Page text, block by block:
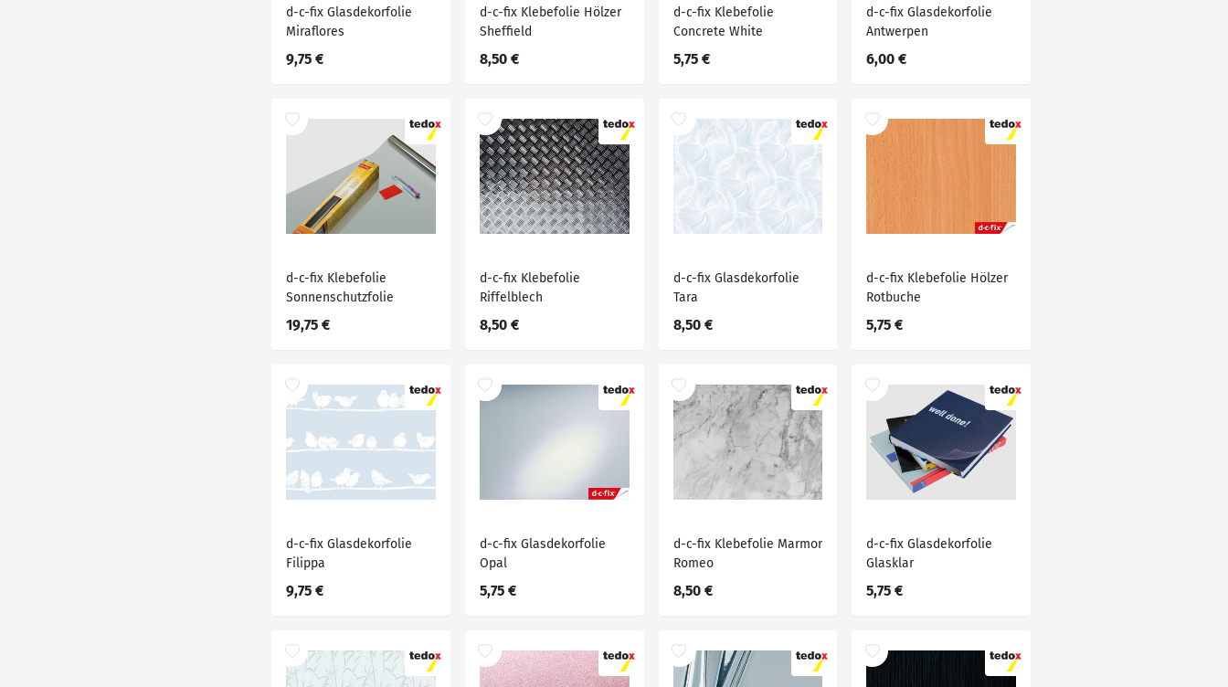
d-c-fix Glasdekorfolie
Miraflores
9,75 €
d-c-fix Klebefolie Hölzer
Sheffield
8,50 €
d-c-fix Klebefolie
Concrete White
5,75 €
d-c-fix Glasdekorfolie
Antwerpen
6,00 €
d-c-fix Klebefolie
Sonnenschutzfolie
19,75 €
d-c-fix Klebefolie
Riffelblech
8,50 €
d-c-fix Glasdekorfolie
Tara
8,50 €
d-c-fix Klebefolie Hölzer
Rotbuche
5,75 €
d-c-fix Glasdekorfolie
Filippa
9,75 €
d-c-fix Glasdekorfolie
Opal
5,75 €
d-c-fix Klebefolie Marmor
Romeo
8,50 €
d-c-fix Glasdekorfolie
Glasklar
5,75 €